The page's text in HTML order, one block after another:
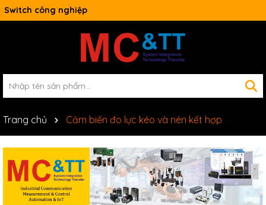
Switch công nghiệp
Trang chủ Cảm biến đo lực kéo và nén kết hợp